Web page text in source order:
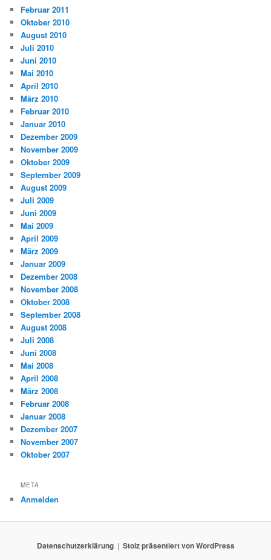
Februar 2011
Oktober 2010
August 2010
Juli 2010
Juni 2010
Mai 2010
April 2010
März 2010
Februar 2010
Januar 2010
Dezember 2009
November 2009
Oktober 2009
September 2009
August 2009
Juli 2009
Juni 2009
Mai 2009
April 2009
März 2009
Januar 2009
Dezember 2008
November 2008
Oktober 2008
September 2008
August 2008
Juli 2008
Juni 2008
Mai 2008
April 2008
März 2008
Februar 2008
Januar 2008
Dezember 2007
November 2007
Oktober 2007
META
Anmelden
Datenschutzerklärung Stolz präsentiert von WordPress